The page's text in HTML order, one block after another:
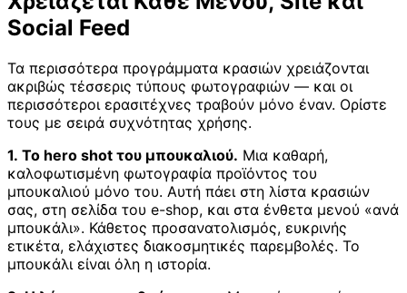
Social Feed
Τα περισσότερα προγράμματα κρασιών χρειάζονται
ακριβώς τέσσερις τύπους φωτογραφιών — και οι
περισσότεροι ερασιτέχνες τραβούν μόνο έναν. Ορίστε
τους με σειρά συχνότητας χρήσης.
1. Το hero shot του μπουκαλιού. Μια καθαρή,
καλοφωτισμένη φωτογραφία προϊόντος του
μπουκαλιού μόνο του. Αυτή πάει στη λίστα κρασιών
σας, στη σελίδα του e-shop, και στα ένθετα μενού «ανά
μπουκάλι». Κάθετος προσανατολισμός, ευκρινής
ετικέτα, ελάχιστες διακοσμητικές παρεμβολές. Το
μπουκάλι είναι όλη η ιστορία.